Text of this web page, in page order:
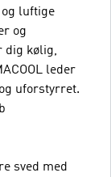
luftige
og
dig kølig,
leder
uforstyrret.
sved med